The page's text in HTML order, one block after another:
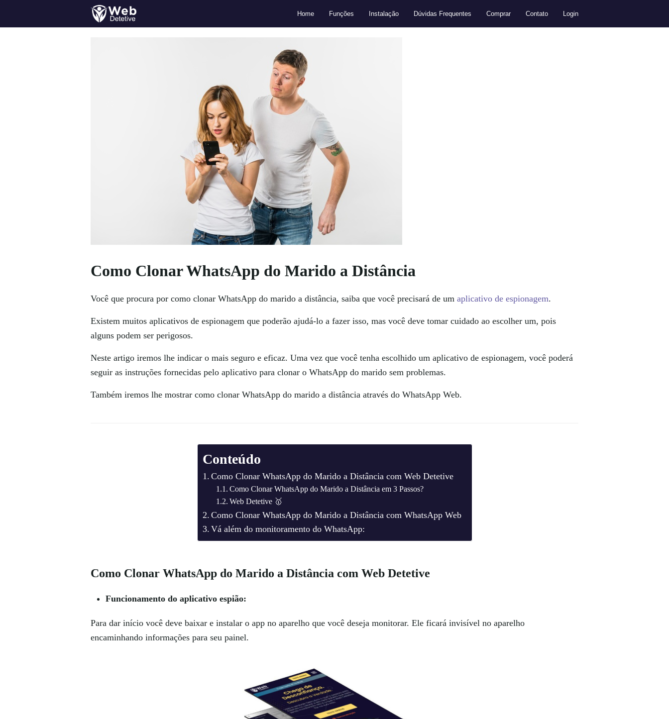
Home Funções Instalação Dúvidas Frequentes Comprar Contato Login
Como Clonar WhatsApp do Marido a Distância
Você que procura por como clonar WhatsApp do marido a distância, saiba que você precisará de um aplicativo de espionagem.
Existem muitos aplicativos de espionagem que poderão ajudá-lo a fazer isso, mas você deve tomar cuidado ao escolher um, pois
alguns podem ser perigosos.
Neste artigo iremos lhe indicar o mais seguro e eficaz. Uma vez que você tenha escolhido um aplicativo de espionagem, você poderá
seguir as instruções fornecidas pelo aplicativo para clonar o WhatsApp do marido sem problemas.
Também iremos lhe mostrar como clonar WhatsApp do marido a distância através do WhatsApp Web.
Conteúdo
Como Clonar WhatsApp do Marido a Distância com Web Detetive
Como Clonar WhatsApp do Marido a Distância em 3 Passos?
Web Detetive 🥇
Como Clonar WhatsApp do Marido a Distância com WhatsApp Web
Vá além do monitoramento do WhatsApp:
Como Clonar WhatsApp do Marido a Distância com Web Detetive
Funcionamento do aplicativo espião:
Para dar início você deve baixar e instalar o app no aparelho que você deseja monitorar. Ele ficará invisível no aparelho
encaminhando informações para seu painel.